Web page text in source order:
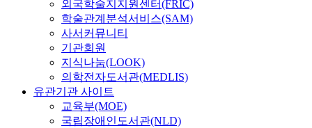
외국학술지지원센터(FRIC)
학술관계분석서비스(SAM)
사서커뮤니티
기관회원
지식나눔(LOOK)
의학전자도서관(MEDLIS)
유관기관 사이트
교육부(MOE)
국립장애인도서관(NLD)